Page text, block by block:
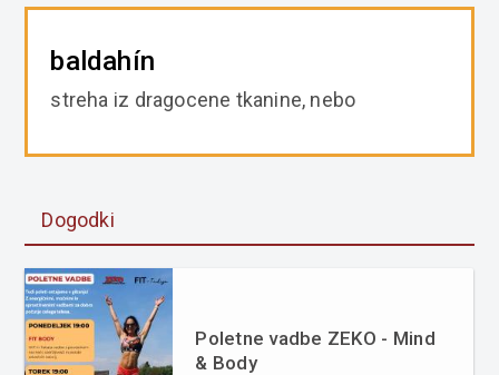
baldahín
streha iz dragocene tkanine, nebo
Dogodki
Poletne vadbe ZEKO - Mind
& Body